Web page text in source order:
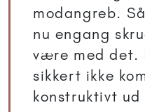
modangreb.
nu engang
være med det.
sikkert ikke
konstruktivt ud